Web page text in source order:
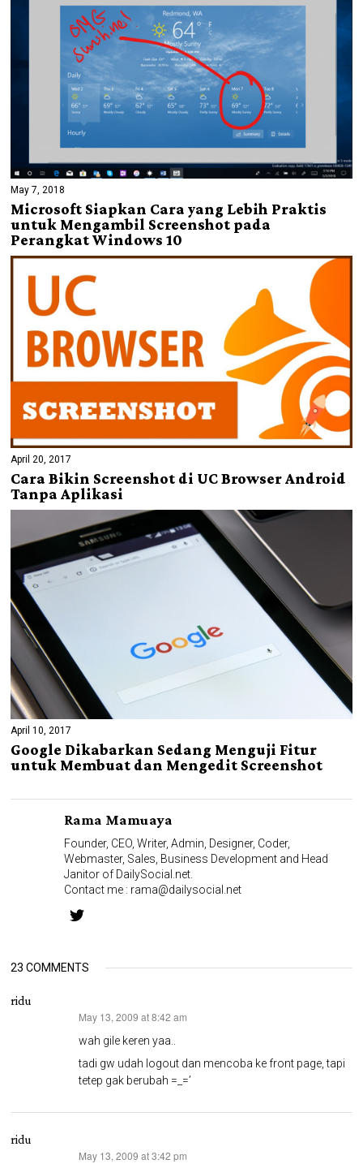
May 7, 2018
Microsoft Siapkan Cara yang Lebih Praktis
untuk Mengambil Screenshot pada
Perangkat Windows 10
April 20, 2017
Cara Bikin Screenshot di UC Browser Android
Tanpa Aplikasi
April 10, 2017
Google Dikabarkan Sedang Menguji Fitur
untuk Membuat dan Mengedit Screenshot
Rama Mamuaya
Founder, CEO, Writer, Admin, Designer, Coder,
Webmaster, Sales, Business Development and Head
Janitor of DailySocial.net.
Contact me : rama@dailysocial.net
23 COMMENTS
ridu
May 13, 2009 at 8:42 am
wah gile keren yaa..
tadi gw udah logout dan mencoba ke front page, tapi
tetep gak berubah =_=’
ridu
May 13, 2009 at 3:42 pm